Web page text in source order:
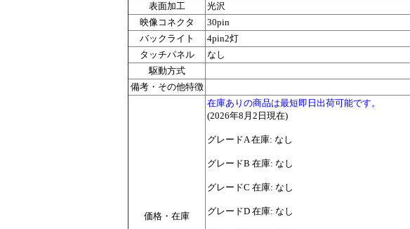
表面加工
光沢
映像コネクタ
30pin
バックライト
4pin2灯
タッチパネル
なし
駆動方式
備考・その他特徴
価格・在庫
在庫ありの商品は最短即日出荷可能です。
(2026年8月2日現在)
グレードA 在庫: なし
グレードB 在庫: なし
グレードC 在庫: なし
グレードD 在庫: なし